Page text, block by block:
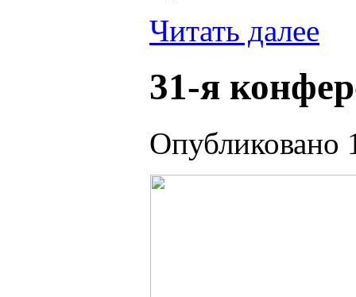
Читать далее
31-я
Опубликовано